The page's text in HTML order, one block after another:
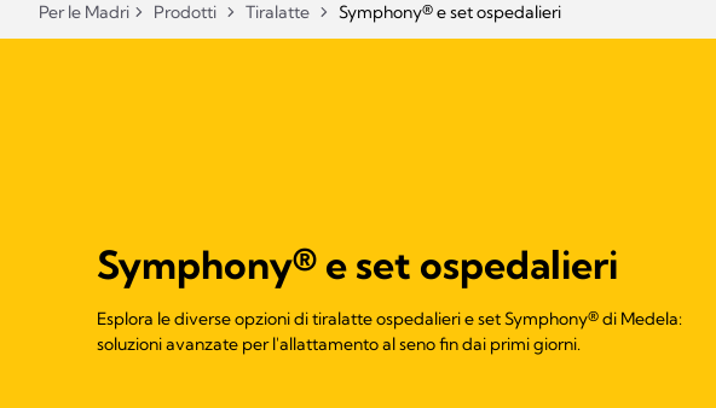
Per le Madri Prodotti Tiralatte Symphony® e set ospedalieri
Symphony® e set ospedalieri
Esplora le diverse opzioni di tiralatte ospedalieri e set Symphony® di Medela:
soluzioni avanzate per l'allattamento al seno fin dai primi giorni.